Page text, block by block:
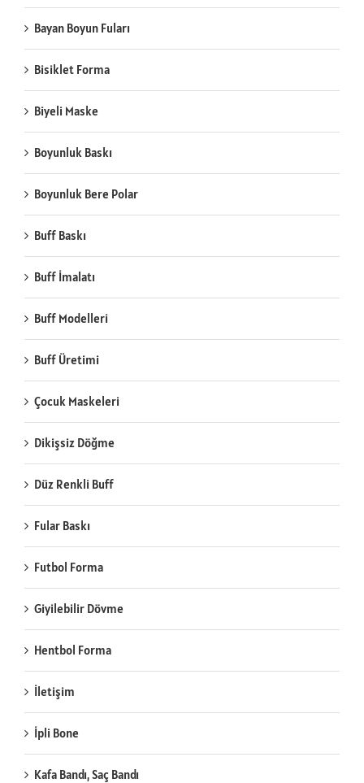
Bayan Boyun Fuları
Bisiklet Forma
Biyeli Maske
Boyunluk Baskı
Boyunluk Bere Polar
Buff Baskı
Buff İmalatı
Buff Modelleri
Buff Üretimi
Çocuk Maskeleri
Dikişsiz Döğme
Düz Renkli Buff
Fular Baskı
Futbol Forma
Giyilebilir Dövme
Hentbol Forma
İletişim
İpli Bone
Kafa Bandı, Saç Bandı